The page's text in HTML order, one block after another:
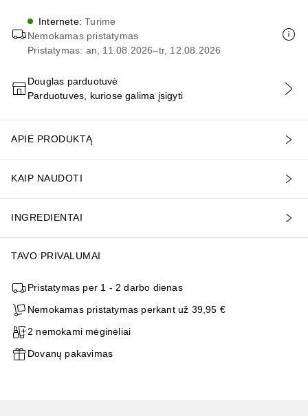
Internete:Turime
Nemokamas pristatymas
Pristatymas: an, 11.08.2026–tr, 12.08.2026
PRIDĖTI Į KREPŠELĮ
Douglas parduotuvė
Parduotuvės, kuriose galima įsigyti
APIE PRODUKTĄ
KAIP NAUDOTI
INGREDIENTAI
TAVO PRIVALUMAI
Pristatymas per 1 - 2 darbo dienas
Nemokamas pristatymas perkant už 39,95 €
2 nemokami mėginėliai
Dovanų pakavimas